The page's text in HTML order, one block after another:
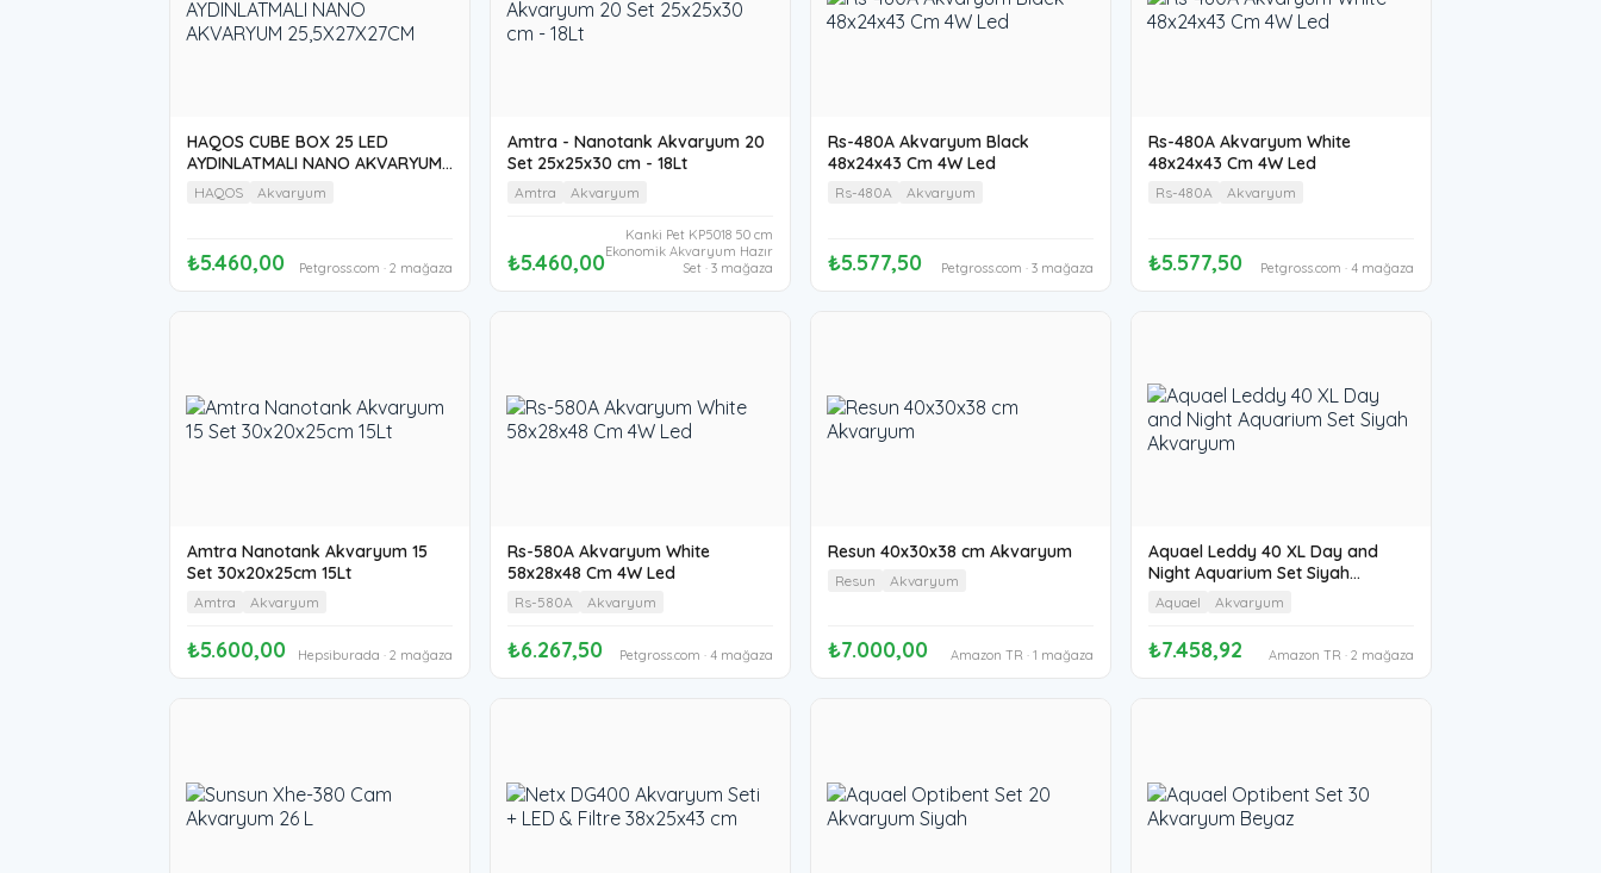
HAQOS CUBE BOX 25 LED
AYDINLATMALI NANO AKVARYUM
25,5X27X27CM
HAQOS Akvaryum
₺5.460,00 Petgross.com · 2 mağaza
Amtra - Nanotank Akvaryum 20
Set 25x25x30 cm - 18Lt
Amtra Akvaryum
₺5.460,00
Kanki Pet KP5018 50 cm
Ekonomik Akvaryum Hazır
Set · 3 mağaza
Rs-480A Akvaryum Black
48x24x43 Cm 4W Led
Rs-480A Akvaryum
₺5.577,50 Petgross.com · 3 mağaza
Rs-480A Akvaryum White
48x24x43 Cm 4W Led
Rs-480A Akvaryum
₺5.577,50 Petgross.com · 4 mağaza
Amtra Nanotank Akvaryum 15
Set 30x20x25cm 15Lt
Amtra Akvaryum
₺5.600,00 Hepsiburada · 2 mağaza
Rs-580A Akvaryum White
58x28x48 Cm 4W Led
Rs-580A Akvaryum
₺6.267,50 Petgross.com · 4 mağaza
Resun 40x30x38 cm Akvaryum
Resun Akvaryum
₺7.000,00 Amazon TR · 1 mağaza
Aquael Leddy 40 XL Day and
Night Aquarium Set Siyah
Akvaryum
Aquael Akvaryum
₺7.458,92 Amazon TR · 2 mağaza